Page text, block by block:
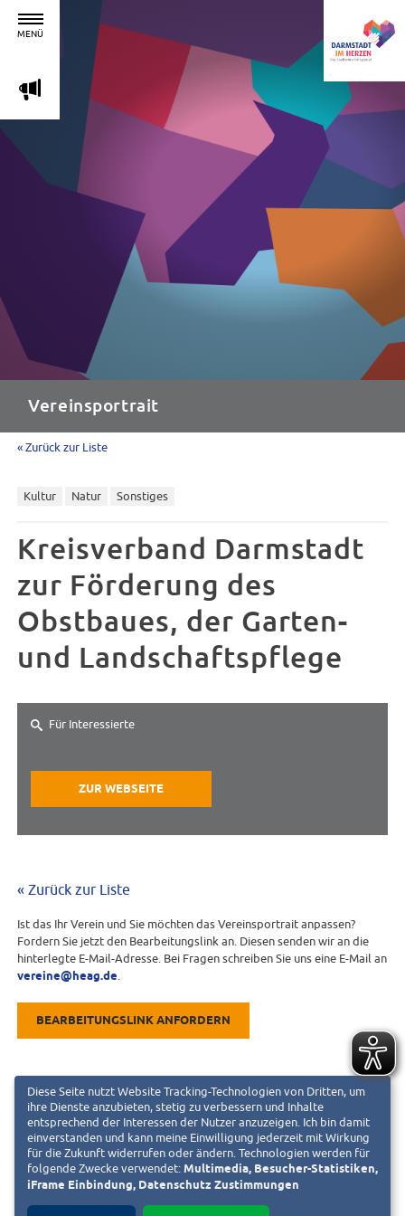
MENÜ
m
Vereinsportrait
« Zurück zur Liste
Kultur Natur Sonstiges
Kreisverband Darmstadt
zur Förderung des
Obstbaues, der Garten-
und Landschaftspflege
Für Interessierte
ZUR WEBSEITE
« Zurück zur Liste
Ist das Ihr Verein und Sie möchten das Vereinsportrait anpassen?
Fordern Sie jetzt den Bearbeitungslink an. Diesen senden wir an die
hinterlegte E-Mail-Adresse. Bei Fragen schreiben Sie uns eine E-Mail an
vereine@heag.de.
BEARBEITUNGSLINK ANFORDERN
Diese Seite nutzt Website Tracking-Technologien von Dritten, um
ihre Dienste anzubieten, stetig zu verbessern und Inhalte
entsprechend der Interessen der Nutzer anzuzeigen. Ich bin damit
einverstanden und kann meine Einwilligung jederzeit mit Wirkung
für die Zukunft widerrufen oder ändern. Technologien werden für
folgende Zwecke verwendet: Multimedia, Besucher-Statistiken,
iFrame Einbindung, Datenschutz Zustimmungen